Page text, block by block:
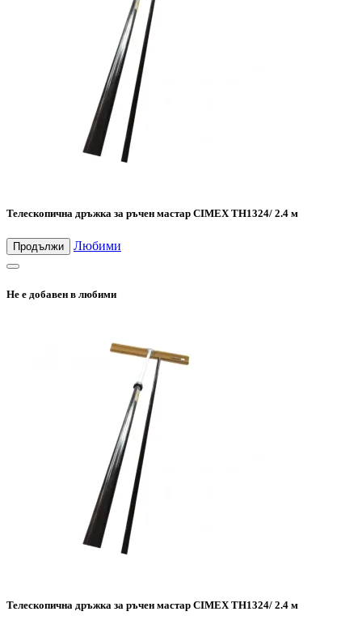
Телескопична дръжка за ръчен мастар CIMEX TH1324/ 2.4 м
Продължи Любими
Не е добавен в любими
Телескопична дръжка за ръчен мастар CIMEX TH1324/ 2.4 м